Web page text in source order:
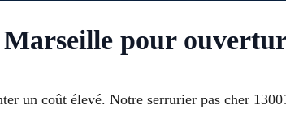
pour
un coût élevé. Notre serrurier pas cher